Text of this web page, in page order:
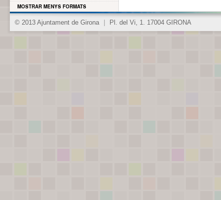
MOSTRAR MENYS FORMATS
© 2013 Ajuntament de Girona Pl. del Vi, 1. 17004 GIRONA